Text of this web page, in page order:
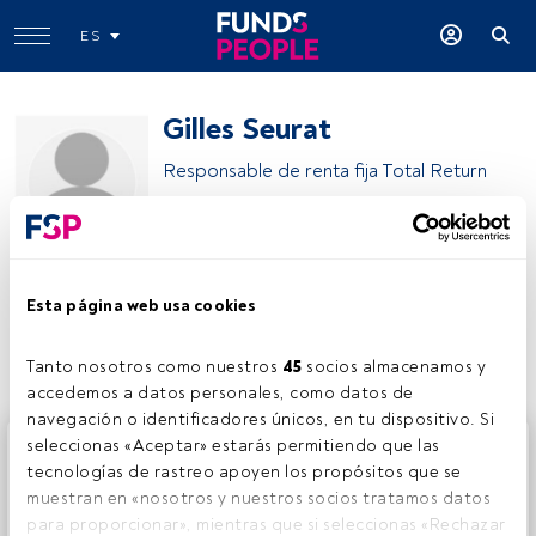
Esta página web usa cookies
Tanto nosotros como nuestros 45 socios almacenamos y
accedemos a datos personales, como datos de
navegación o identificadores únicos, en tu dispositivo. Si
seleccionas «Aceptar» estarás permitiendo que las
tecnologías de rastreo apoyen los propósitos que se
muestran en «nosotros y nuestros socios tratamos datos
para proporcionar», mientras que si seleccionas «Rechazar
ES
Gilles Seurat
Responsable de renta fija Total Return
Compartir:
Este es un artículo exclusivo para los usuarios registrados
de FundsPeople. Si ya estás registrado, accede desde el
botón Login. Si aún no tienes cuenta, te invitamos a
registrarte y disfrutar de todo el universo que ofrece